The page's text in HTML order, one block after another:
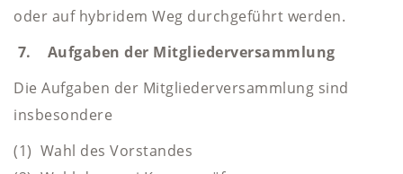
oder auf hybridem Weg durchgeführt werden.
7. Aufgaben der Mitgliederversammlung
Die Aufgaben der Mitgliederversammlung sind
insbesondere
(1) Wahl des Vorstandes